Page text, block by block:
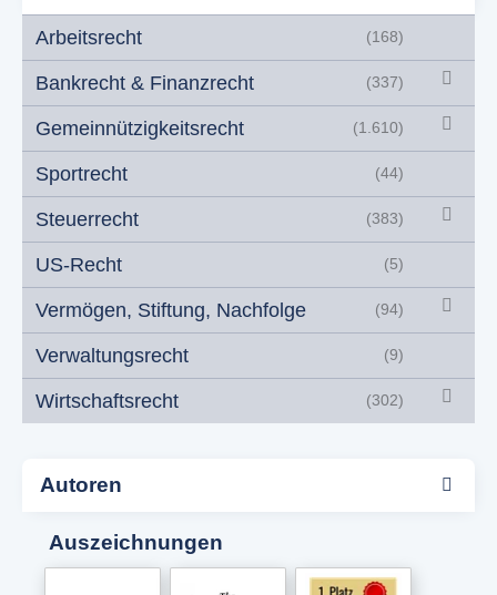
Arbeitsrecht (168)
Bankrecht & Finanzrecht (337)
Gemeinnützigkeitsrecht (1.610)
Sportrecht (44)
Steuerrecht (383)
US-Recht (5)
Vermögen, Stiftung, Nachfolge (94)
Verwaltungsrecht (9)
Wirtschaftsrecht (302)
Autoren
Auszeichnungen